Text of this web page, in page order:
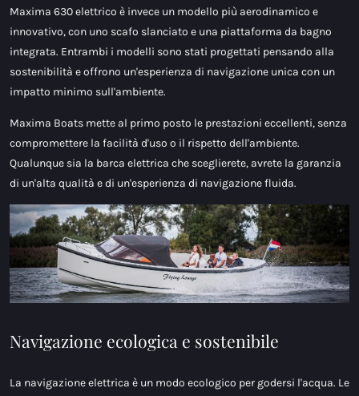
Maxima 630 elettrico è invece un modello più aerodinamico e
innovativo, con uno scafo slanciato e una piattaforma da bagno
integrata. Entrambi i modelli sono stati progettati pensando alla
sostenibilità e offrono un'esperienza di navigazione unica con un
impatto minimo sull'ambiente.
Maxima Boats mette al primo posto le prestazioni eccellenti, senza
compromettere la facilità d'uso o il rispetto dell'ambiente.
Qualunque sia la barca elettrica che sceglierete, avrete la garanzia
di un'alta qualità e di un'esperienza di navigazione fluida.
Navigazione ecologica e sostenibile
La navigazione elettrica è un modo ecologico per godersi l'acqua. Le